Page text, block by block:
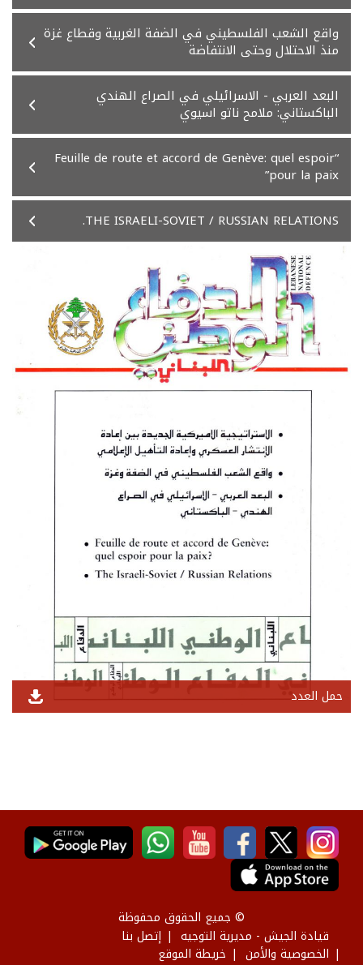
واقع الشعب الفلسطيني في الضفة الغربية وقطاع غزة
منذ الاحتلال وحتى الانتفاضة
البعد العربي - الاسرائيلي في الصراع الهندي
الباكستاني: ملامح ناتو اسيوي
“Feuille de route et accord de Genève: quel espoir
pour la paix”
THE ISRAELI-SOVIET / RUSSIAN RELATIONS.
حمل العدد
© جميع الحقوق محفوظة
قيادة الجيش - مديرية التوجيه
إتصل بنا
الخصوصية والأمن
خريطة الموقع